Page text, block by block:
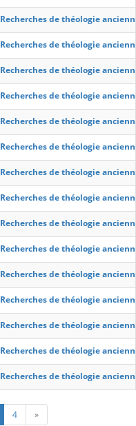
Recherches de théologie
Recherches de théologie
Recherches de théologie
Recherches de théologie
Recherches de théologie
Recherches de théologie
Recherches de théologie
Recherches de théologie
Recherches de théologie
Recherches de théologie
Recherches de théologie
Recherches de théologie
Recherches de théologie
Recherches de théologie
Recherches de théologie
4 »